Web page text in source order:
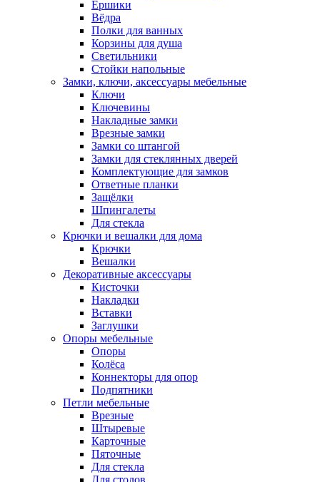
Ёршики
Вёдра
Полки для ванных
Корзины для душа
Светильники
Стойки напольные
Замки, ключи, аксессуары мебельные
Ключи
Ключевины
Накладные замки
Врезные замки
Замки со штангой
Замки для стеклянных дверей
Комплектующие для замков
Ответные планки
Защёлки
Шпингалеты
Для стекла
Крючки и вешалки для дома
Крючки
Вешалки
Декоративные аксессуары
Кисточки
Накладки
Вставки
Заглушки
Опоры мебельные
Опоры
Колёса
Коннекторы для опор
Подпятники
Петли мебельные
Врезные
Штыревые
Карточные
Пяточные
Для стекла
Для столов